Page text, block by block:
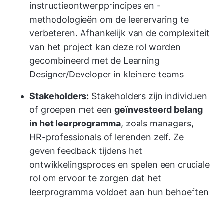
instructieontwerpprincipes en -
methodologieën om de leerervaring te
verbeteren. Afhankelijk van de complexiteit
van het project kan deze rol worden
gecombineerd met de Learning
Designer/Developer in kleinere teams
Stakeholders: Stakeholders zijn individuen
of groepen met een geïnvesteerd belang
in het leerprogramma, zoals managers,
HR-professionals of lerenden zelf. Ze
geven feedback tijdens het
ontwikkelingsproces en spelen een cruciale
rol om ervoor te zorgen dat het
leerprogramma voldoet aan hun behoeften